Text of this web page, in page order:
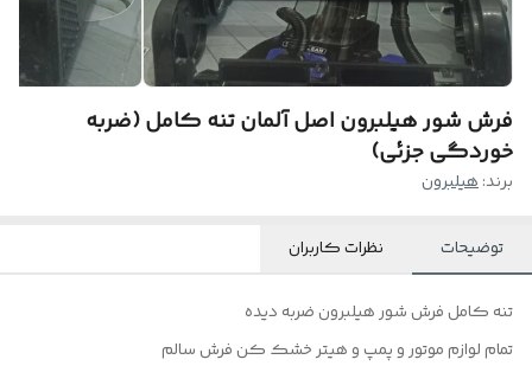
فرش شور هیلبرون اصل آلمان تنه کامل (ضربه
خوردگی جزئی)
برند:هیلبرون
توضیحات نظرات کاربران
تنه کامل فرش شور هیلبرون ضربه دیده
تمام لوازم موتور و پمپ و هیتر خشک کن فرش سالم